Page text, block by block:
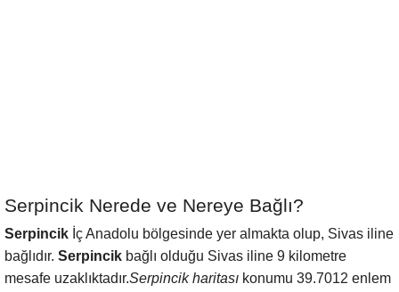
Serpincik Nerede ve Nereye Bağlı?
Serpincik İç Anadolu bölgesinde yer almakta olup, Sivas iline
bağlıdır. Serpincik bağlı olduğu Sivas iline 9 kilometre
mesafe uzaklıktadır.Serpincik haritası konumu 39.7012 enlem